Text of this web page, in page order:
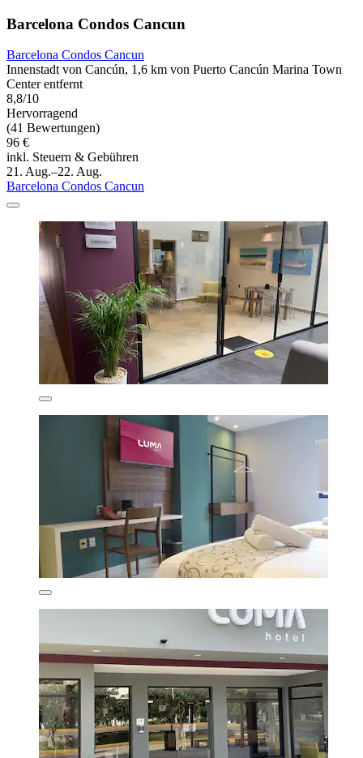
Barcelona Condos Cancun
Barcelona Condos Cancun
Innenstadt von Cancún, 1,6 km von Puerto Cancún Marina Town
Center entfernt
8,8/10
Hervorragend
(41 Bewertungen)
96 €
inkl. Steuern & Gebühren
21. Aug.–22. Aug.
Barcelona Condos Cancun